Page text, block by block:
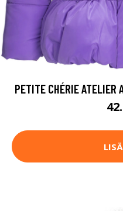
PETITE CHÉRIE ATELIER